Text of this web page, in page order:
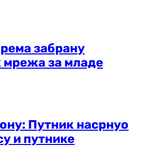
забрану
за младе
Путник насрнуо
и путнике